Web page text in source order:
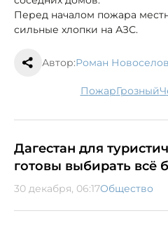
Перед началом пожара
сильные хлопки на АЗС.
Автор:Роман Новоселов
пожар Грозный
Дагестан для
готовы выбирать всё
30 декабря, 06:17Общество